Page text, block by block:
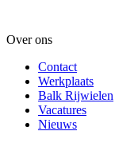
Over ons
Contact
Werkplaats
Balk Rijwielen
Vacatures
Nieuws